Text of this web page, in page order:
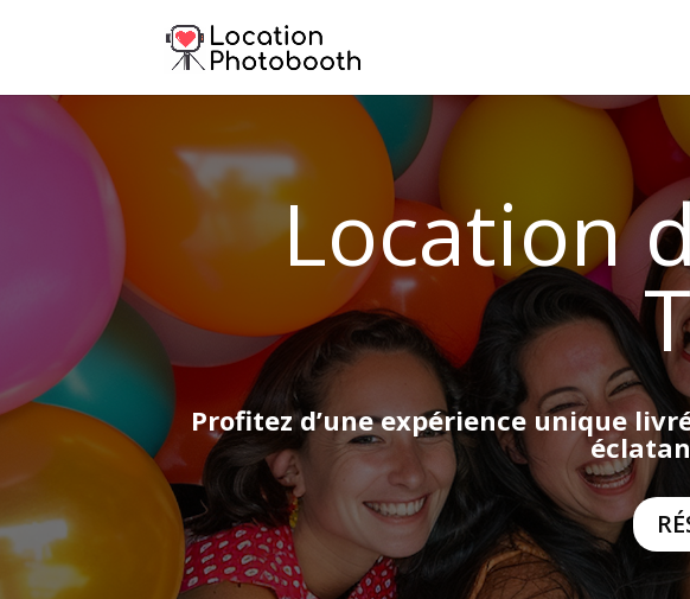
Location
Profitez d’une expérience unique